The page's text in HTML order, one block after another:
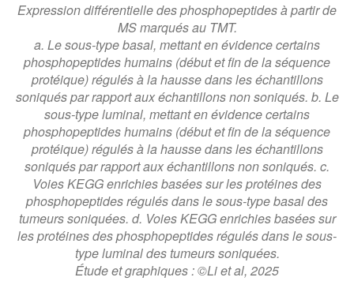
Expression différentielle des phosphopeptides à partir de
MS marqués au TMT.
a. Le sous-type basal, mettant en évidence certains
phosphopeptides humains (début et fin de la séquence
protéique) régulés à la hausse dans les échantillons
soniqués par rapport aux échantillons non soniqués. b. Le
sous-type luminal, mettant en évidence certains
phosphopeptides humains (début et fin de la séquence
protéique) régulés à la hausse dans les échantillons
soniqués par rapport aux échantillons non soniqués. c.
Voies KEGG enrichies basées sur les protéines des
phosphopeptides régulés dans le sous-type basal des
tumeurs soniquées. d. Voies KEGG enrichies basées sur
les protéines des phosphopeptides régulés dans le sous-
type luminal des tumeurs soniquées.
Étude et graphiques : ©Li et al, 2025